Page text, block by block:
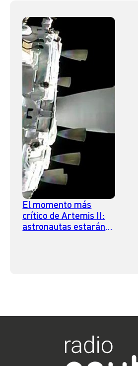
El momento más
crítico de Artemis II:
astronautas estarán